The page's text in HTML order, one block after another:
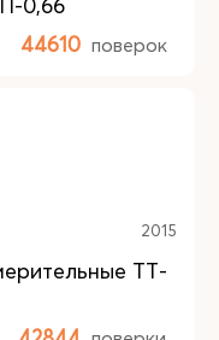
44610 поверок
2015
ТТ-